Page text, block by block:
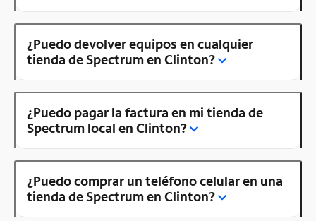
¿Puedo devolver equipos en cualquier
tienda de Spectrum en Clinton?
¿Puedo pagar la factura en mi tienda de
Spectrum local en Clinton?
¿Puedo comprar un teléfono celular en una
tienda de Spectrum en Clinton?